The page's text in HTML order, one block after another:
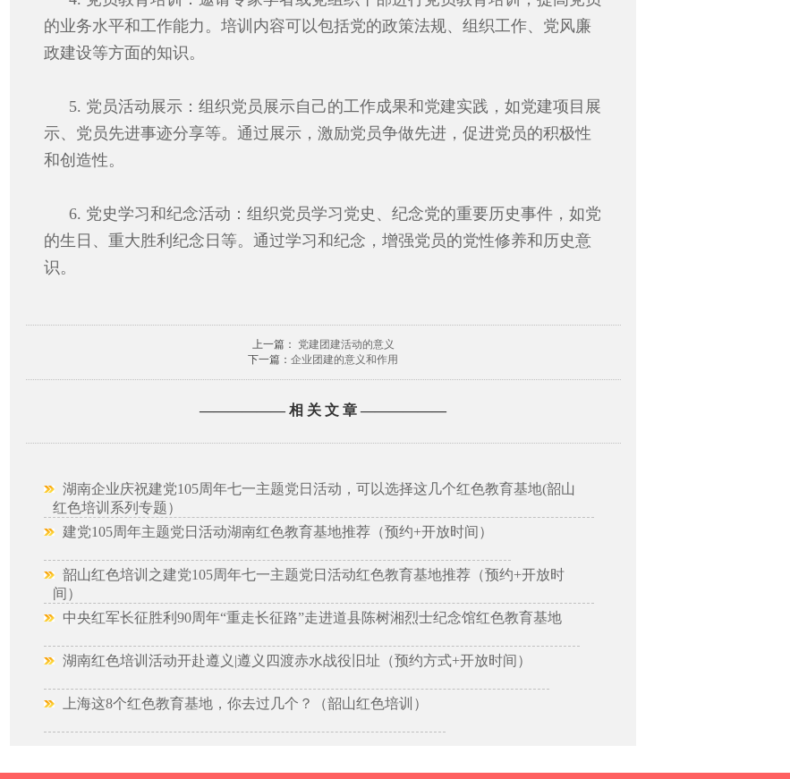
的业务水平和工作能力。培训内容可以包括党的政策法规、组织工作、党风廉
政建设等方面的知识。
5. 党员活动展示：组织党员展示自己的工作成果和党建实践，如党建项目展
示、党员先进事迹分享等。通过展示，激励党员争做先进，促进党员的积极性
和创造性。
6. 党史学习和纪念活动：组织党员学习党史、纪念党的重要历史事件，如党
的生日、重大胜利纪念日等。通过学习和纪念，增强党员的党性修养和历史意
识。
上一篇：
党建团建活动的意义
下一篇： 企业团建的意义和作用
—————— 相 关 文 章 ——————
湖南企业庆祝建党105周年七一主题党日活动，可以选择这几个红色教育基地(韶山
红色培训系列专题）
建党105周年主题党日活动湖南红色教育基地推荐（预约+开放时间）
韶山红色培训之建党105周年七一主题党日活动红色教育基地推荐（预约+开放时
间）
中央红军长征胜利90周年“重走长征路”走进道县陈树湘烈士纪念馆红色教育基地
湖南红色培训活动开赴遵义|遵义四渡赤水战役旧址（预约方式+开放时间）
上海这8个红色教育基地，你去过几个？（韶山红色培训）